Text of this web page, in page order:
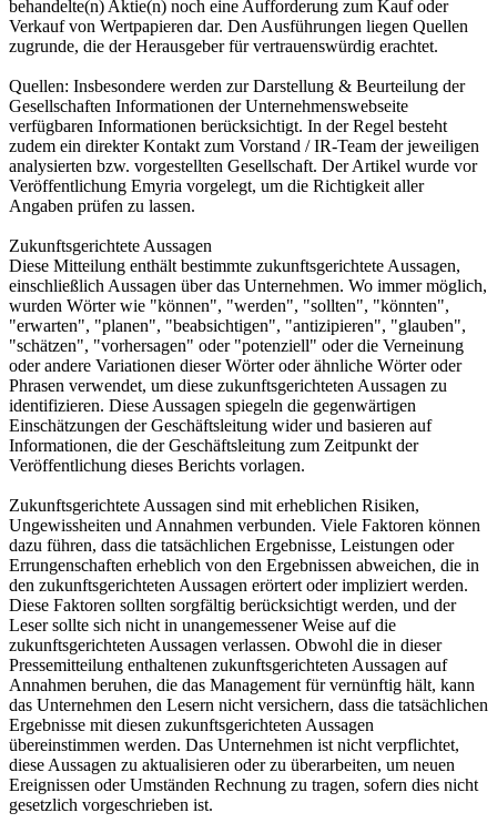
behandelte(n) Aktie(n) noch eine Aufforderung zum Kauf oder
Verkauf von Wertpapieren dar. Den Ausführungen liegen Quellen
zugrunde, die der Herausgeber für vertrauenswürdig erachtet.
Quellen: Insbesondere werden zur Darstellung & Beurteilung der
Gesellschaften Informationen der Unternehmenswebseite
verfügbaren Informationen berücksichtigt. In der Regel besteht
zudem ein direkter Kontakt zum Vorstand / IR-Team der jeweiligen
analysierten bzw. vorgestellten Gesellschaft. Der Artikel wurde vor
Veröffentlichung Emyria vorgelegt, um die Richtigkeit aller
Angaben prüfen zu lassen.
Zukunftsgerichtete Aussagen
Diese Mitteilung enthält bestimmte zukunftsgerichtete Aussagen,
einschließlich Aussagen über das Unternehmen. Wo immer möglich,
wurden Wörter wie "können", "werden", "sollten", "könnten",
"erwarten", "planen", "beabsichtigen", "antizipieren", "glauben",
"schätzen", "vorhersagen" oder "potenziell" oder die Verneinung
oder andere Variationen dieser Wörter oder ähnliche Wörter oder
Phrasen verwendet, um diese zukunftsgerichteten Aussagen zu
identifizieren. Diese Aussagen spiegeln die gegenwärtigen
Einschätzungen der Geschäftsleitung wider und basieren auf
Informationen, die der Geschäftsleitung zum Zeitpunkt der
Veröffentlichung dieses Berichts vorlagen.
Zukunftsgerichtete Aussagen sind mit erheblichen Risiken,
Ungewissheiten und Annahmen verbunden. Viele Faktoren können
dazu führen, dass die tatsächlichen Ergebnisse, Leistungen oder
Errungenschaften erheblich von den Ergebnissen abweichen, die in
den zukunftsgerichteten Aussagen erörtert oder impliziert werden.
Diese Faktoren sollten sorgfältig berücksichtigt werden, und der
Leser sollte sich nicht in unangemessener Weise auf die
zukunftsgerichteten Aussagen verlassen. Obwohl die in dieser
Pressemitteilung enthaltenen zukunftsgerichteten Aussagen auf
Annahmen beruhen, die das Management für vernünftig hält, kann
das Unternehmen den Lesern nicht versichern, dass die tatsächlichen
Ergebnisse mit diesen zukunftsgerichteten Aussagen
übereinstimmen werden. Das Unternehmen ist nicht verpflichtet,
diese Aussagen zu aktualisieren oder zu überarbeiten, um neuen
Ereignissen oder Umständen Rechnung zu tragen, sofern dies nicht
gesetzlich vorgeschrieben ist.